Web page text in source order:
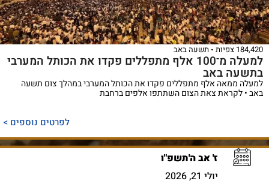
184,420 צפיות תשעה באב
למעלה מ־100 אלף מתפללים פקדו את הכותל המערבי
בתשעה באב
למעלה ממאה אלף מתפללים פקדו את הכותל המערבי במהלך צום תשעה
באב • לקראת צאת הצום השתתפו אלפים ברחבת
לפרטים נוספים >
ז' אב ה'תשפ"ו
יולי 21, 2026